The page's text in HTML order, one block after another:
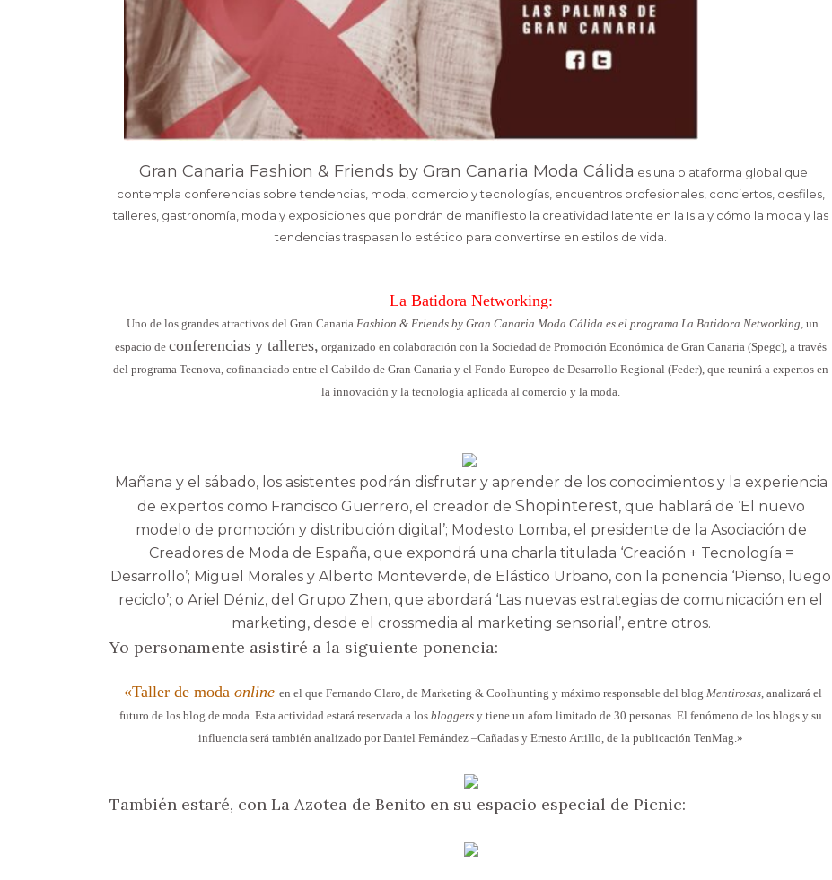
Gran Canaria Fashion & Friends by Gran Canaria Moda Cálida es una plataforma global que
contempla conferencias sobre tendencias, moda, comercio y tecnologías, encuentros profesionales, conciertos, desfiles,
talleres, gastronomía, moda y exposiciones que pondrán de manifiesto la creatividad latente en la Isla y cómo la moda y las
tendencias traspasan lo estético para convertirse en estilos de vida.
La Batidora Networking:
Uno de los grandes atractivos del Gran Canaria Fashion & Friends by Gran Canaria Moda Cálida es el programa La Batidora Networking, un
espacio de conferencias y talleres, organizado en colaboración con la Sociedad de Promoción Económica de Gran Canaria (Spegc), a través
del programa Tecnova, cofinanciado entre el Cabildo de Gran Canaria y el Fondo Europeo de Desarrollo Regional (Feder), que reunirá a expertos en
la innovación y la tecnología aplicada al comercio y la moda.
Mañana y el sábado, los asistentes podrán disfrutar y aprender de los conocimientos y la experiencia
de expertos como Francisco Guerrero, el creador de Shopinterest, que hablará de ‘El nuevo
modelo de promoción y distribución digital’; Modesto Lomba, el presidente de la Asociación de
Creadores de Moda de España, que expondrá una charla titulada ‘Creación + Tecnología =
Desarrollo’; Miguel Morales y Alberto Monteverde, de Elástico Urbano, con la ponencia ‘Pienso, luego
reciclo’; o Ariel Déniz, del Grupo Zhen, que abordará ‘Las nuevas estrategias de comunicación en el
marketing, desde el crossmedia al marketing sensorial’, entre otros.
Yo personamente asistiré a la siguiente ponencia:
«Taller de moda online en el que Fernando Claro, de Marketing & Coolhunting y máximo responsable del blog Mentirosas, analizará el
futuro de los blog de moda. Esta actividad estará reservada a los bloggers y tiene un aforo limitado de 30 personas. El fenómeno de los blogs y su
influencia será también analizado por Daniel Fernández –Cañadas y Ernesto Artillo, de la publicación TenMag.»
También estaré, con La Azotea de Benito en su espacio especial de Picnic: